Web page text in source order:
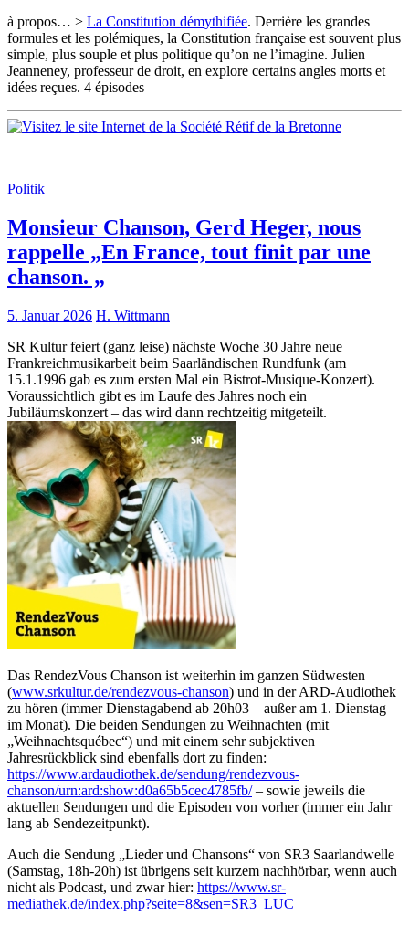
à propos… > La Constitution démythifiée. Derrière les grandes
formules et les polémiques, la Constitution française est souvent plus
simple, plus souple et plus politique qu’on ne l’imagine. Julien
Jeanneney, professeur de droit, en explore certains angles morts et
idées reçues. 4 épisodes
Politik
Monsieur Chanson, Gerd Heger, nous
rappelle „En France, tout finit par une
chanson. „
5. Januar 2026 H. Wittmann
SR Kultur feiert (ganz leise) nächste Woche 30 Jahre neue
Frankreichmusikarbeit beim Saarländischen Rundfunk (am
15.1.1996 gab es zum ersten Mal ein Bistrot-Musique-Konzert).
Voraussichtlich gibt es im Laufe des Jahres noch ein
Jubiläumskonzert – das wird dann rechtzeitig mitgeteilt.
Das RendezVous Chanson ist weiterhin im ganzen Südwesten
(www.srkultur.de/rendezvous-chanson) und in der ARD-Audiothek
zu hören (immer Dienstagabend ab 20h03 – außer am 1. Dienstag
im Monat). Die beiden Sendungen zu Weihnachten (mit
„Weihnachtsquébec“) und mit einem sehr subjektiven
Jahresrückblick sind ebenfalls dort zu finden:
https://www.ardaudiothek.de/sendung/rendezvous-
chanson/urn:ard:show:d0a65b5cec4785fb/– sowie jeweils die
aktuellen Sendungen und die Episoden von vorher (immer ein Jahr
lang ab Sendezeitpunkt).
Auch die Sendung „Lieder und Chansons“ von SR3 Saarlandwelle
(Samstag, 18h-20h) ist übrigens seit kurzem nachhörbar, wenn auch
nicht als Podcast, und zwar hier: https://www.sr-
mediathek.de/index.php?seite=8&sen=SR3_LUC